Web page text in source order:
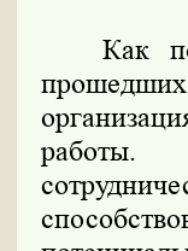
Как
работы.